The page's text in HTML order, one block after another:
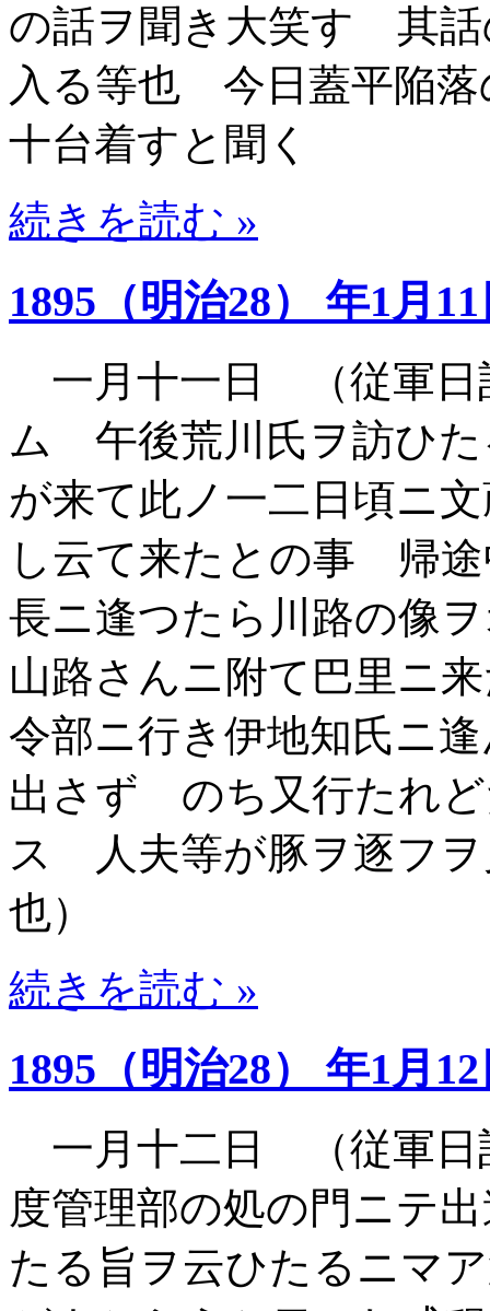
の話ヲ聞き大笑す 其話
入る等也 今日蓋平陥
十台着すと聞く
続きを読む »
1895（明治28） 年1月
一月十一日 （従軍日
ム 午後荒川氏ヲ訪ひた
が来て此ノ一二日頃ニ
し云て来たとの事 帰途
長ニ逢つたら川路の像
山路さんニ附て巴里ニ
令部ニ行き伊地知氏ニ
出さず のち又行たれ
ス 人夫等が豚ヲ逐フ
也）
続きを読む »
1895（明治28） 年1月
一月十二日 （従軍
度管理部の処の門ニテ
たる旨ヲ云ひたるニマ